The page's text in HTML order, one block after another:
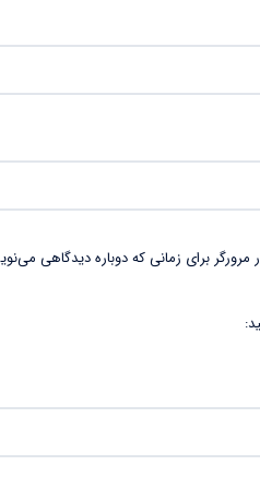
برای زمانی که دوباره دیدگاهی